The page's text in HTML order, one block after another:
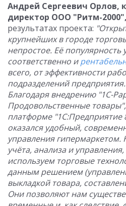
Андрей Сергеевич Орлов,
директор ООО "Ритм-2000",
результатах проекта:
крупнейших в городе
непростое. Её популярность
соответственно и
всего, от эффективности
подразделений предприятия.
Благодаря внедрению "1С-
Продовольственные
платформе "1С:Предприятие
оказался удобный,
управления гипермаркетом.
учёта, анализа и
используем торговые
данным решением
выкладкой товара,
Они позволяют нам